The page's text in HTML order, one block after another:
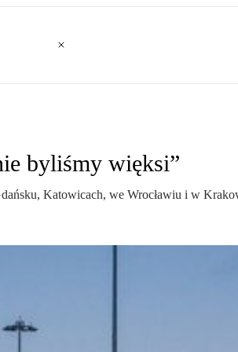
byliśmy więksi”
Katowicach, we Wrocławiu i w